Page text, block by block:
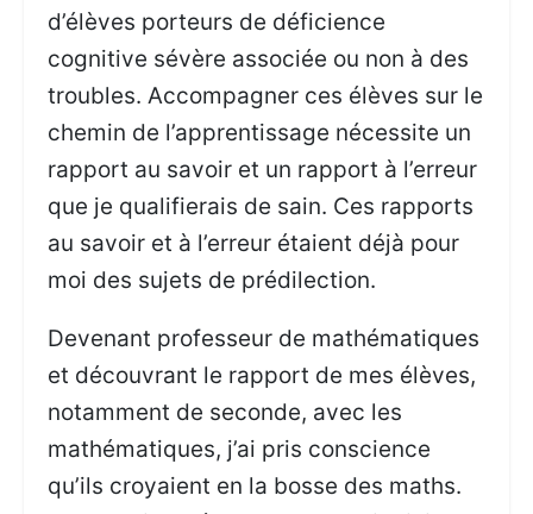
d’élèves porteurs de déficience
cognitive sévère associée ou non à des
troubles. Accompagner ces élèves sur le
chemin de l’apprentissage nécessite un
rapport au savoir et un rapport à l’erreur
que je qualifierais de sain. Ces rapports
au savoir et à l’erreur étaient déjà pour
moi des sujets de prédilection.
Devenant professeur de mathématiques
et découvrant le rapport de mes élèves,
notamment de seconde, avec les
mathématiques, j’ai pris conscience
qu’ils croyaient en la bosse des maths.